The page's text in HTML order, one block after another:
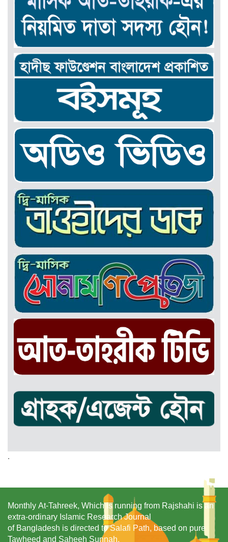
.
Monthly At-Tahreek, Which is running from Rajshahi is an
extra-ordinary Islamic Research Journal
of Bangladesh is directed to Salafi Path, based on pure
Tawheed and Saheeh Sunnah.